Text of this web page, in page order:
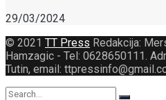
29/03/2024
© 2021 TT Press Redakcija:
Hamzagic - Tel: 0628650111.
Tutin, email: